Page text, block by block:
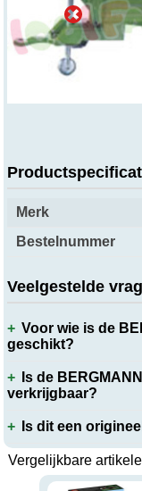
Winkel
Beesd
Over dit product
Merk
Bestelnummer
Veelgestelde
Voor wie is de
geschikt?
Is de
verkrijgbaar?
Is dit een
Vergelijkbare